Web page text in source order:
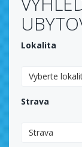
Lokalita
Vyberte
Strava
Strava